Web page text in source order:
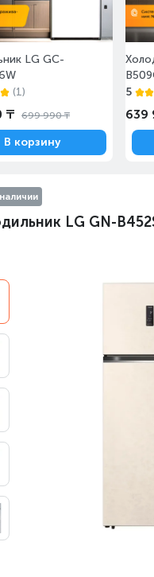
LG GC-
(1)
₸ 699 990 ₸
В корзину
5
639
LG GN-